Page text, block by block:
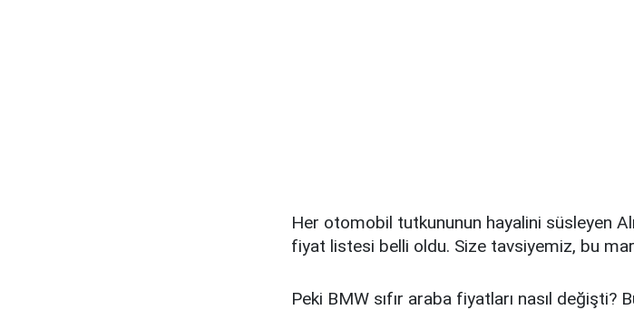
Her otomobil tutkununun hayalini süsleyen
fiyat listesi belli oldu. Size tavsiyemiz, bu
Peki BMW sıfır araba fiyatları nasıl değişti?